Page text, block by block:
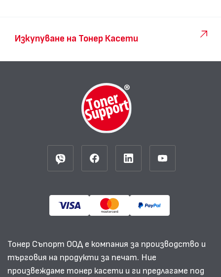
Изкупуване на Тонер Касети
Тонер Съпорт ООД е компания за производство и
търговия на продукти за печат. Ние
произвеждаме тонер касети и ги предлагаме под